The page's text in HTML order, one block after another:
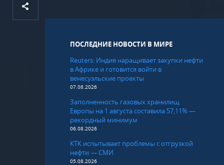
ПОСЛЕДНИЕ НОВОСТИ В МИРЕ
Reuters: Индия наращивает закупки нефти
в Африке и готовится войти в
венесуэльские проекты
07.08.2026
Заполненность газовых хранилищ
Европы на 1 августа составила 57,11% —
рекордный минимум
06.08.2026
КТК испытывает проблемы с отгрузкой
нефти — СМИ
05.08.2026